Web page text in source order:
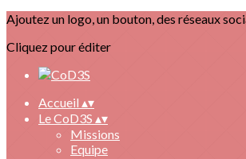
Ajoutez un logo, un bouton, des réseaux
Cliquez pour éditer
Accueil ▴▾
Le CoD3S ▴▾
Missions
Equipe